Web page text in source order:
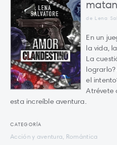
de Lena
En un
la vida,
La
el
Atrévete
esta increíble aventura.
CATEGORÍA
Acción y aventura, Romántica